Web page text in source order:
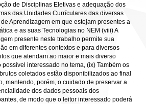
de Disciplinas Eletivas e adequação dos
das Unidades Currículares das diversas
Aprendizagem em que estejam presentes a
e as suas Tecnologias no NEM (viii) A
presente neste trabalho permite sua
em diferentes contextos e para diversos
que atendam ao maior e mais diverso
possível interessado no tema, (ix) Também os
coletados estão disponibilizados ao final
mantendo, porém, o cuidado de preservar a
dos dados pessoais dos
de modo que o leitor interessado poderá